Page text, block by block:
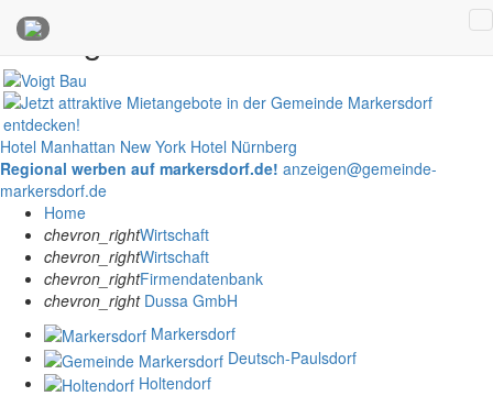
Anzeigen
Hotel Manhattan New York Hotel Nürnberg
Regional werben auf markersdorf.de! anzeigen@gemeinde-
markersdorf.de
Home
chevron_rightWirtschaft
chevron_rightWirtschaft
chevron_rightFirmendatenbank
chevron_rightDussa GmbH
Markersdorf
Deutsch-Paulsdorf
Holtendorf